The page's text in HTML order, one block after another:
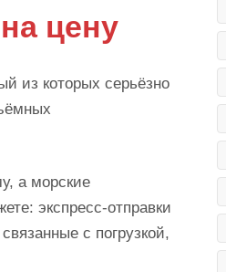
цену
из которых серьёзно
а морские
экспресс-отправки
с погрузкой,